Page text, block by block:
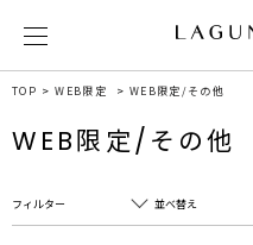
TOP WEB限定 WEB限定/その他
WEB限定/その他
フィルター 並べ替え